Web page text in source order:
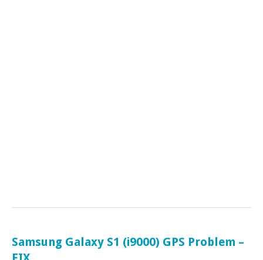
Samsung Galaxy S1 (i9000) GPS Problem –